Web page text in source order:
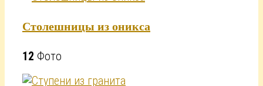
Столешницы из оникса
12 Фото